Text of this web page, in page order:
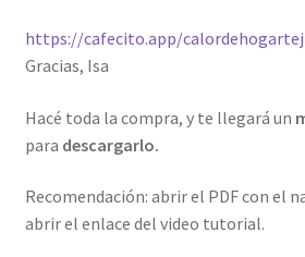
https://cafecito.app/
Gracias, Isa
Hacé toda la compra, y te llegará un
para descargarlo.
Recomendación: abrir el PDF con el
abrir el enlace del video tutorial.